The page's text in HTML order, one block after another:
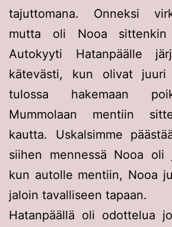
tajuttomana. Onneksi
mutta oli Nooa sittenkin
Autokyyti Hatanpäälle
kätevästi, kun olivat juuri
tulossa hakemaan
Mummolaan mentiin
kautta. Uskalsimme
siihen mennessä Nooa
kun autolle mentiin, Nooa
jaloin tavalliseen tapaan.
Hatanpäällä oli odottelua